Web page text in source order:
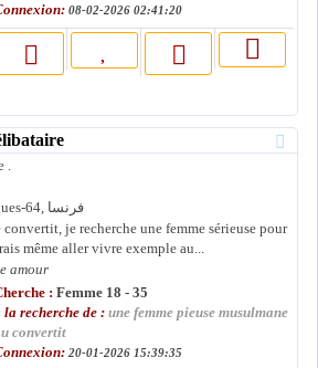
08-02-2026 02:41:20
.
Pyrénées-Atlantiques-64, فرنسا
convertit, je recherche une femme sérieuse pour
même aller vivre exemple au...
amour
: Femme 18 - 35
la recherche de : une femme pieuse musulmane
convertit
20-01-2026 15:39:35